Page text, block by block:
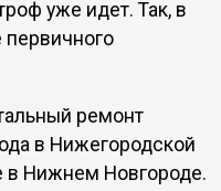
уже идет. Так, в
первичного
ремонт
в Нижегородской
в Нижнем Новгороде.